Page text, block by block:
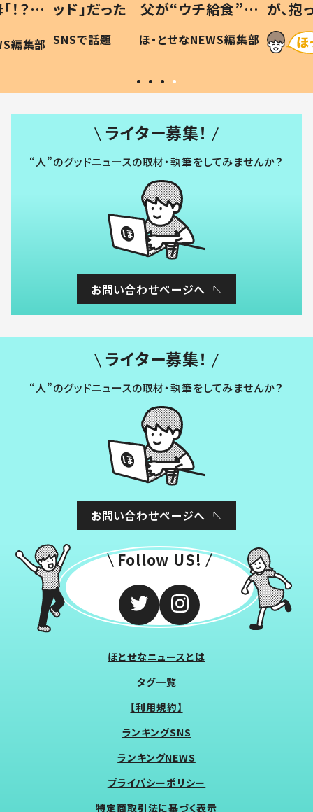
？」
編集部
ッド」だった 父が“ウチ給食”を
作り続ける理由とは #令和の親
#令和の子
SNSで話題 ほ・とせなNEWS編集部
が、
「涙が
い」
ライター募集！
“人”のグッドニュースの取材・執筆をしてみませんか？
お問い合わせページへ
ライター募集！
“人”のグッドニュースの取材・執筆をしてみませんか？
お問い合わせページへ
Follow US!
ほとせなニュースとは
タグ一覧
【利用規約】
ランキングSNS
ランキングNEWS
プライバシーポリシー
特定商取引法に基づく表示